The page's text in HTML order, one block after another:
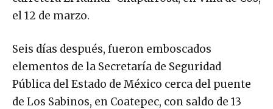
el 12 de marzo.
Seis días después, fueron emboscados
elementos de la Secretaría de Seguridad
Pública del Estado de México cerca del puente
de Los Sabinos, en Coatepec, con saldo de 13